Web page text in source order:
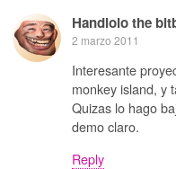
Handlolo the
2 marzo 2011
Interesante
monkey island, y
Quizas lo hago
demo claro.
Reply